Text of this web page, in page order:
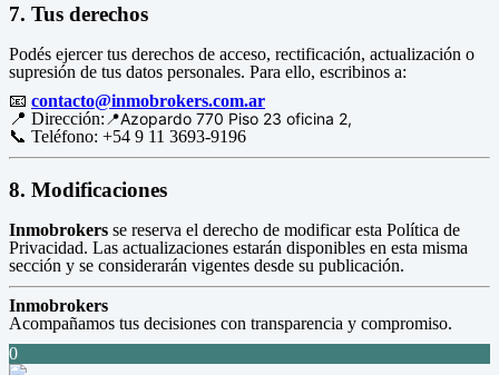
7. Tus derechos
Podés ejercer tus derechos de acceso, rectificación, actualización o
supresión de tus datos personales. Para ello, escribinos a:
📧 contacto@inmobrokers.com.ar
📍 Dirección: 📍Azopardo 770 Piso 23 oficina 2,
📞 Teléfono: +54 9 11 3693-9196
8. Modificaciones
Inmobrokers se reserva el derecho de modificar esta Política de
Privacidad. Las actualizaciones estarán disponibles en esta misma
sección y se considerarán vigentes desde su publicación.
Inmobrokers
Acompañamos tus decisiones con transparencia y compromiso.
0